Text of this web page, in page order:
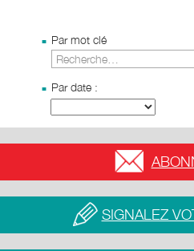
Par mot clé
Par date :
SIGNALEZ